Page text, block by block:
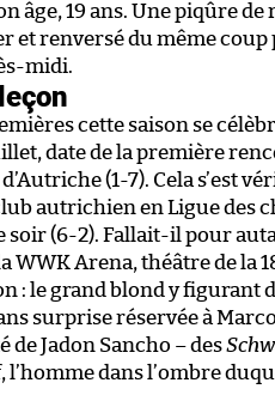
âge, 19 ans. Une piqûre
et renversé du même coup
midi.
cette saison se
date de la première
(1-7). Cela s’est
autrichien en Ligue des
soir (6-2). Fallait-il pour
WWK Arena, théâtre de la
: le grand blond y figurant
surprise réservée à
de Jadon Sancho – des
l’homme dans l’ombre